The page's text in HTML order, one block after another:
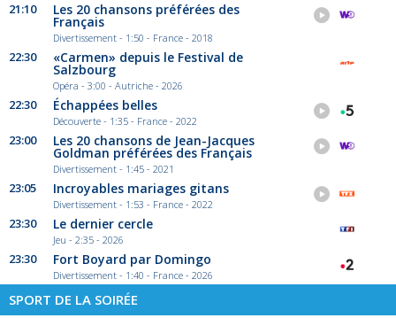
21:10 Les 20 chansons préférées des
Français
Divertissement - 1:50 - France - 2018
22:30 «Carmen» depuis le Festival de
Salzbourg
Opéra - 3:00 - Autriche - 2026
22:30 Échappées belles
Découverte - 1:35 - France - 2022
23:00 Les 20 chansons de Jean-Jacques
Goldman préférées des Français
Divertissement - 1:45 - 2021
23:05 Incroyables mariages gitans
Divertissement - 1:53 - France - 2022
23:30 Le dernier cercle
Jeu - 2:35 - 2026
23:30 Fort Boyard par Domingo
Divertissement - 1:40 - France - 2026
SPORT DE LA SOIRÉE